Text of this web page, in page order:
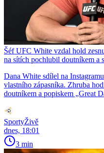
Šéf UFC White vzdal hold
na sítích pochlubil doutníkem a
Dana White sdílel na
vlastního zápasníka. Zhruba
doutníkem a popiskem „Great
SportyŽivě
dnes, 18:01
3 min